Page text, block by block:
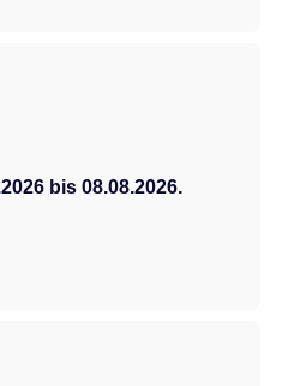
bis 08.08.2026.